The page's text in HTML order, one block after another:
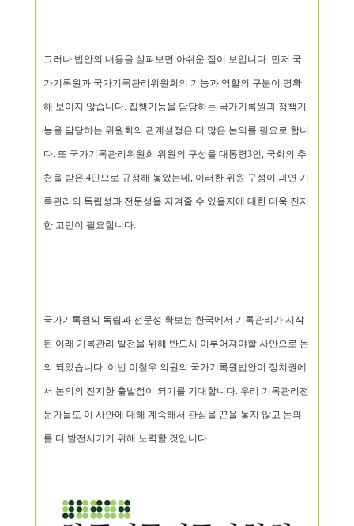
그러나 법안의 내용을 살펴보면 아쉬운 점이 보입니다. 먼저 국
가기록원과 국가기록관리위원회의 기능과 역할의 구분이 명확
해 보이지 않습니다. 집행기능을 담당하는 국가기록원과 정책기
능을 담당하는 위원회의 관계설정은 더 많은 논의를 필요로 합니
다. 또 국가기록관리위원회 위원의 구성을 대통령3인, 국회의 추
천을 받은 4인으로 규정해 놓았는데, 이러한 위원 구성이 과연 기
록관리의 독립성과 전문성을 지켜줄 수 있을지에 대한 더욱 진지
한 고민이 필요합니다.
국가기록원의 독립과 전문성 확보는 한국에서 기록관리가 시작
된 이래 기록관리 발전을 위해 반드시 이루어져야할 사안으로 논
의 되었습니다. 이번 이철우 의원의 국가기록원법안이 정치권에
서 논의의 진지한 출발점이 되기를 기대합니다. 우리 기록관리전
문가들도 이 사안에 대해 계속해서 관심을 끈을 놓지 않고 논의
를 더 발전시키기 위해 노력할 것입니다.